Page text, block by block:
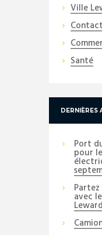
Ville
Contact
Santé
DERNIÈRES
Port
pour
avec